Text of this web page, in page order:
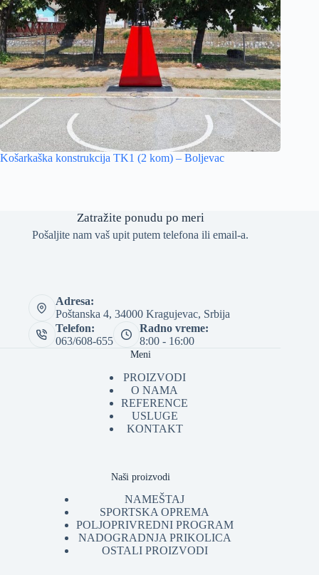
Košarkaška konstrukcija TK1 (2 kom) – Boljevac
Zatražite ponudu po meri
Pošaljite nam vaš upit putem telefona ili email-a.
Adresa:
Poštanska 4, 34000 Kragujevac, Srbija
Telefon:
063/608-655
Radno vreme:
8:00 - 16:00
Meni
PROIZVODI
O NAMA
REFERENCE
USLUGE
KONTAKT
Naši proizvodi
NAMEŠTAJ
SPORTSKA OPREMA
POLJOPRIVREDNI PROGRAM
NADOGRADNJA PRIKOLICA
OSTALI PROIZVODI